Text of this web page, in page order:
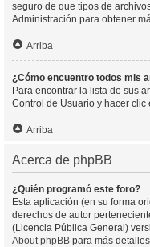
seguro de que tipos de
Administración para obtener
Arriba
¿Cómo encuentro todos mis
Para encontrar la lista de sus
Control de Usuario y hacer clic
Arriba
Acerca de phpBB
¿Quién programó este foro?
Esta aplicación (en su forma
derechos de autor
(Licencia Pública General)
About phpBB para más